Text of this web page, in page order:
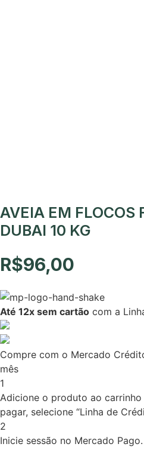
AVEIA EM FLOCOS
DUBAI 10 KG
R$96,00
Até 12x sem cartão com a
Compre com o Mercado
mês
1
Adicione o produto ao
pagar, selecione “Linha de
2
Inicie sessão no Mercado Pago.